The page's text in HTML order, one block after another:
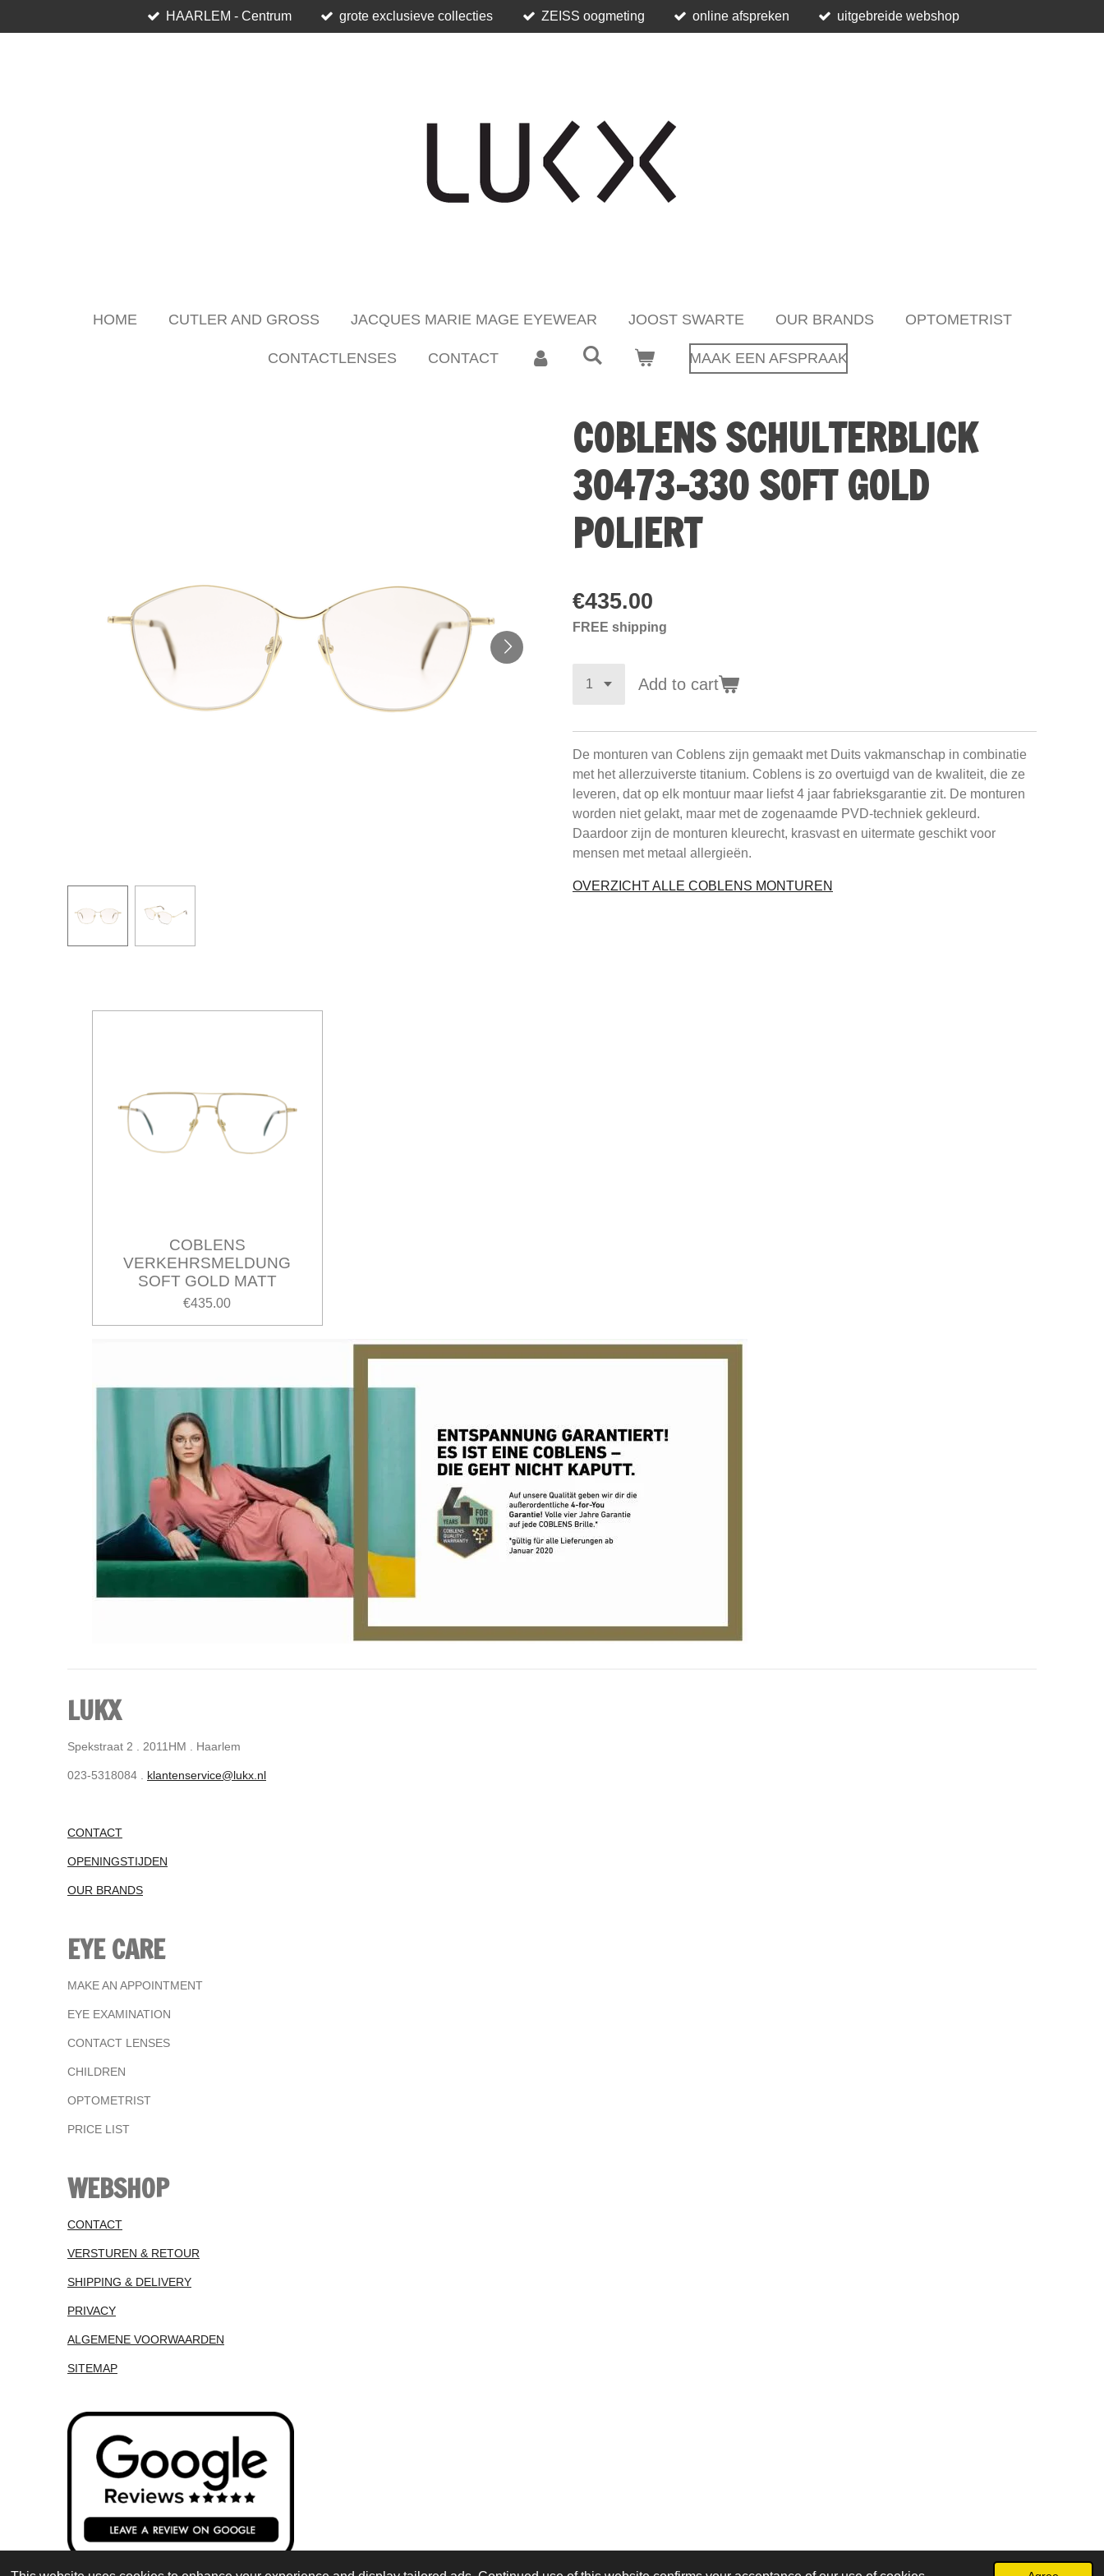
to
HAARLEM - Centrum grote exclusieve collecties ZEISS oogmeting online afspreken uitgebreide webshop
HOME CUTLER AND GROSS JACQUES MARIE MAGE EYEWEAR JOOST SWARTE OUR BRANDS OPTOMETRIST
CONTACTLENSES CONTACT MAAK EEN AFSPRAAK
COBLENS SCHULTERBLICK
30473-330 SOFT GOLD
POLIERT
€435.00
FREE shipping
Add to cart
De monturen van Coblens zijn gemaakt met Duits vakmanschap in combinatie
met het allerzuiverste titanium. Coblens is zo overtuigd van de kwaliteit, die ze
leveren, dat op elk montuur maar liefst 4 jaar fabrieksgarantie zit. De monturen
worden niet gelakt, maar met de zogenaamde PVD-techniek gekleurd.
Daardoor zijn de monturen kleurecht, krasvast en uitermate geschikt voor
mensen met metaal allergieën.
OVERZICHT ALLE COBLENS MONTUREN
COBLENS
VERKEHRSMELDUNG
SOFT GOLD MATT
€435.00
LUKX
Spekstraat 2 . 2011HM . Haarlem
023-5318084 . klantenservice@lukx.nl
CONTACT
OPENINGSTIJDEN
OUR BRANDS
EYE CARE
MAKE AN APPOINTMENT
EYE EXAMINATION
CONTACT LENSES
CHILDREN
OPTOMETRIST
PRICE LIST
WEBSHOP
CONTACT
VERSTUREN & RETOUR
SHIPPING & DELIVERY
PRIVACY
ALGEMENE VOORWAARDEN
SITEMAP